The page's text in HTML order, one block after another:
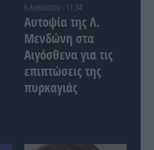
6 Αυγούστου - 11:34
Αυτοψία της Λ.
Μενδώνη στα
Αιγόσθενα για τις
επιπτώσεις της
πυρκαγιάς